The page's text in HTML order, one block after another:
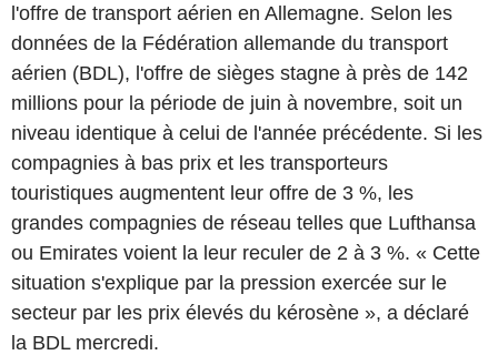
l'offre de transport aérien en Allemagne. Selon les
données de la Fédération allemande du transport
aérien (BDL), l'offre de sièges stagne à près de 142
millions pour la période de juin à novembre, soit un
niveau identique à celui de l'année précédente. Si les
compagnies à bas prix et les transporteurs
touristiques augmentent leur offre de 3 %, les
grandes compagnies de réseau telles que Lufthansa
ou Emirates voient la leur reculer de 2 à 3 %. « Cette
situation s'explique par la pression exercée sur le
secteur par les prix élevés du kérosène », a déclaré
la BDL mercredi.